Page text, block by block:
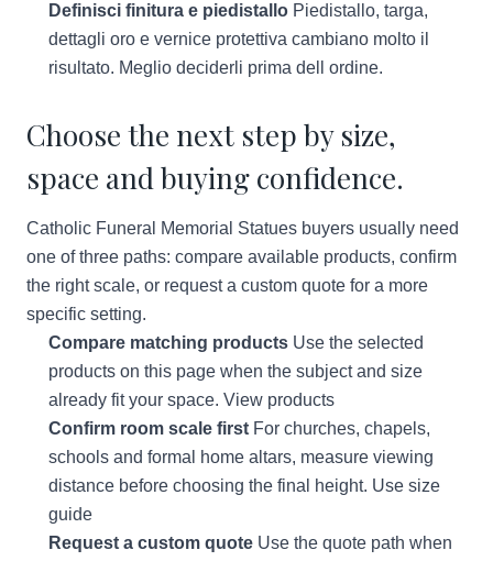
Definisci finitura e piedistallo Piedistallo, targa,
dettagli oro e vernice protettiva cambiano molto il
risultato. Meglio deciderli prima dell ordine.
Choose the next step by size,
space and buying confidence.
Catholic Funeral Memorial Statues buyers usually need
one of three paths: compare available products, confirm
the right scale, or request a custom quote for a more
specific setting.
Compare matching products Use the selected
products on this page when the subject and size
already fit your space. View products
Confirm room scale first For churches, chapels,
schools and formal home altars, measure viewing
distance before choosing the final height. Use size
guide
Request a custom quote Use the quote path when